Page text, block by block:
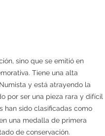
sino que se emitió en
Tiene una alta
y está atrayendo la
por ser una pieza rara y difícil
han sido clasificadas como
una medalla de primera
de conservación.